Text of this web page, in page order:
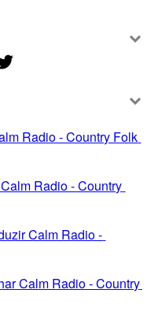
Radio - Country Folk
Radio - Country
Calm Radio -
Calm Radio - Country